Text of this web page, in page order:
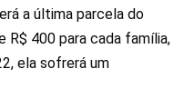
a última parcela do
R$ 400 para cada família,
ela sofrerá um